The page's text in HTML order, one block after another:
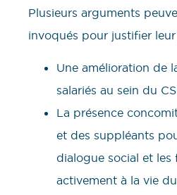
Plusieurs arguments
invoqués pour justifier
Une amélioration de
salariés au sein du
La présence
et des suppléants
dialogue social et
activement à la vie